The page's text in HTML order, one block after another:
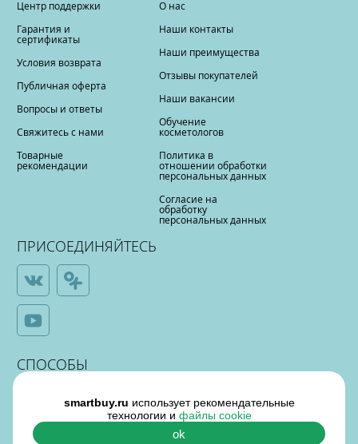
Центр поддержки
Гарантия и
сертификаты
Условия возврата
Публичная оферта
Вопросы и ответы
Свяжитесь с нами
Товарные
рекомендации
О нас
Наши контакты
Наши преимущества
Отзывы покупателей
Наши вакансии
Обучение
косметологов
Политика в
отношении обработки
персональных данных
Согласие на
обработку
персональных данных
ПРИСОЕДИНЯЙТЕСЬ
СПОСОБЫ
ОПЛАТЫ
smartbuy.ru использует рекомендательные
технологии и файлы cookie
ok